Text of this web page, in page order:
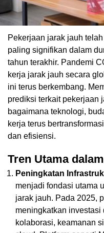
Pekerjaan jarak jauh
paling signifikan dalam
tahun terakhir. Pandemi
kerja jarak jauh secara
ini terus berkembang.
prediksi terkait pekerjaan
bagaimana teknologi,
kerja terus
dan efisiensi.
Tren Utama
Peningkatan
menjadi fondasi utama
jarak jauh. Pada 2025,
meningkatkan
kolaborasi, keamanan